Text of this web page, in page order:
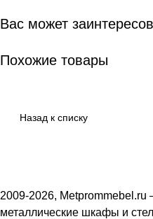
Вас может
Похожие товары
Назад к списку
2009-2026,
металлические шкафы и